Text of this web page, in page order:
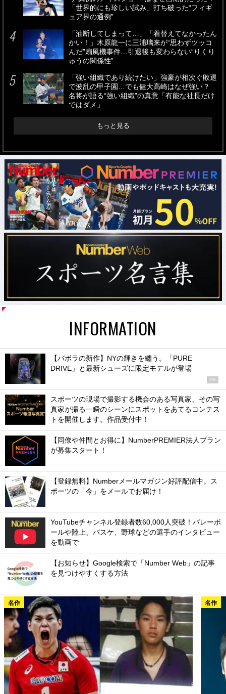
「世界的にも珍しい試み」打ち破った“フィギ
ュア界の通例”
「油断してしまって…」「着替えてなかったん
かい！」木原龍一に三浦璃来が“思わずツッコ
んだ”扇風機事件…引退後も変わらない“りくり
ゅうの関係性”
「強い組織であり続けたい」強豪が相次ぐ敗退
で波乱の甲子園…でも健大高崎はなぜ強い？
名将が語る“強い組織”の真意「有能な社長だけ
ではダメ」
もっと見る
INFORMATION
【バボラの新作】NYの輝きを纏う。「PURE
DRIVE」と最新シューズに限定モデルが登場
PR
スポーツの現場で撮影する機会のある写真家、その写
真家が撮る一瞬のシーンにスポットをあてるコンテス
トを開催します。作品受付中！
【同僚や仲間とお得に】NumberPREMIER法人プラン
が募集スタート！
【登録無料】Numberメールマガジン好評配信中。ス
ポーツの「今」をメールでお届け！
YouTubeチャンネル登録者数60,000人突破！バレーボ
ールや陸上、バスケ、野球などの選手のインタビュー
を動画で
【お知らせ】Google検索で「Number Web」の記事
を見つけやすくする方法
名作 名作